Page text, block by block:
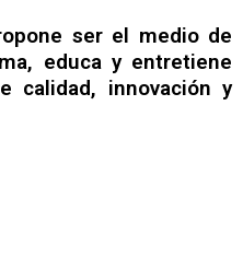
ser el medio de
educa y entretiene
calidad, innovación y